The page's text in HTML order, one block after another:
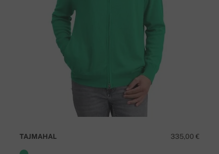
335,00 €
TAJMAHAL